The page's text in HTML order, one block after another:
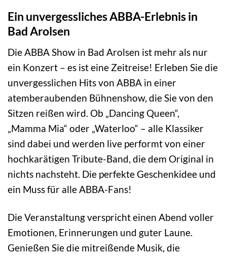
Ein unvergessliches ABBA-Erlebnis in
Bad Arolsen
Die ABBA Show in Bad Arolsen ist mehr als nur
ein Konzert – es ist eine Zeitreise! Erleben Sie die
unvergesslichen Hits von ABBA in einer
atemberaubenden Bühnenshow, die Sie von den
Sitzen reißen wird. Ob „Dancing Queen“,
„Mamma Mia“ oder „Waterloo“ – alle Klassiker
sind dabei und werden live performt von einer
hochkarätigen Tribute-Band, die dem Original in
nichts nachsteht. Die perfekte Geschenkidee und
ein Muss für alle ABBA-Fans!
Die Veranstaltung verspricht einen Abend voller
Emotionen, Erinnerungen und guter Laune.
Genießen Sie die mitreißende Musik, die